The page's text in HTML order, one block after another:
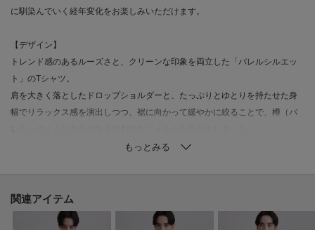
に馴染んでいく経年変化をお楽しみいただけます。
【デザイン】
トレンド感のあるルーズさと、クリーンな印象を両立した「バレルシルエッ
ト」のTシャツ。
肩を大きく落としたドロップショルダーと、たっぷりとゆとりを持たせた身
幅でリラックス感を演出しつつ、裾に向かって緩やかに絞ることで、樽（バ
この計算されたパターンにより、オーバーサイズながらもだらしなく見え
【推奨サイズ】
関連アイテム